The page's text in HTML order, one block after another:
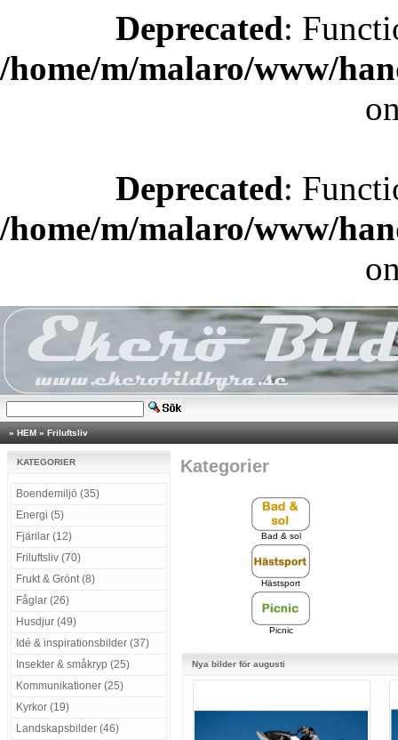
Deprecated:
/home/m/malaro/www/
Deprecated:
/home/m/malaro/www/
» HEM » Friluftsliv
KATEGORIER
Boendemiljö (35)
Energi (5)
Fjärilar (12)
Friluftsliv (70)
Frukt & Grönt (8)
Fåglar (26)
Husdjur (49)
Idé & inspirationsbilder (37)
Insekter & småkryp (25)
Kommunikationer (25)
Kyrkor (19)
Landskapsbilder (46)
Kategorier
Bad & sol
Hästsport
Picnic
Nya bilder för augusti